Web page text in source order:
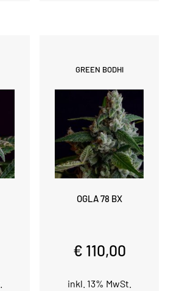
GREEN BODHI
OGLA 78 BX
€ 110,00
inkl. 13% MwSt.